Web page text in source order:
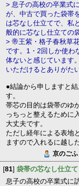
> 息子の高校の卒業式
が、中古で買った袋帯
は芯なし仕立てで、私
般的に芯なし仕立ての
> 帝王紫・格子春秋草
です。1・2回しか使わ
体ないと感じています
いただけるとありがた
●結論から申しますと
す。
帯芯の目的は袋帯のゆ
っちっと整えるために
大丈夫です。
ただし経年による表地
ますので入れるに越し
京のご
[81] 袋帯の芯なし仕立て
息子の高校の卒業式に